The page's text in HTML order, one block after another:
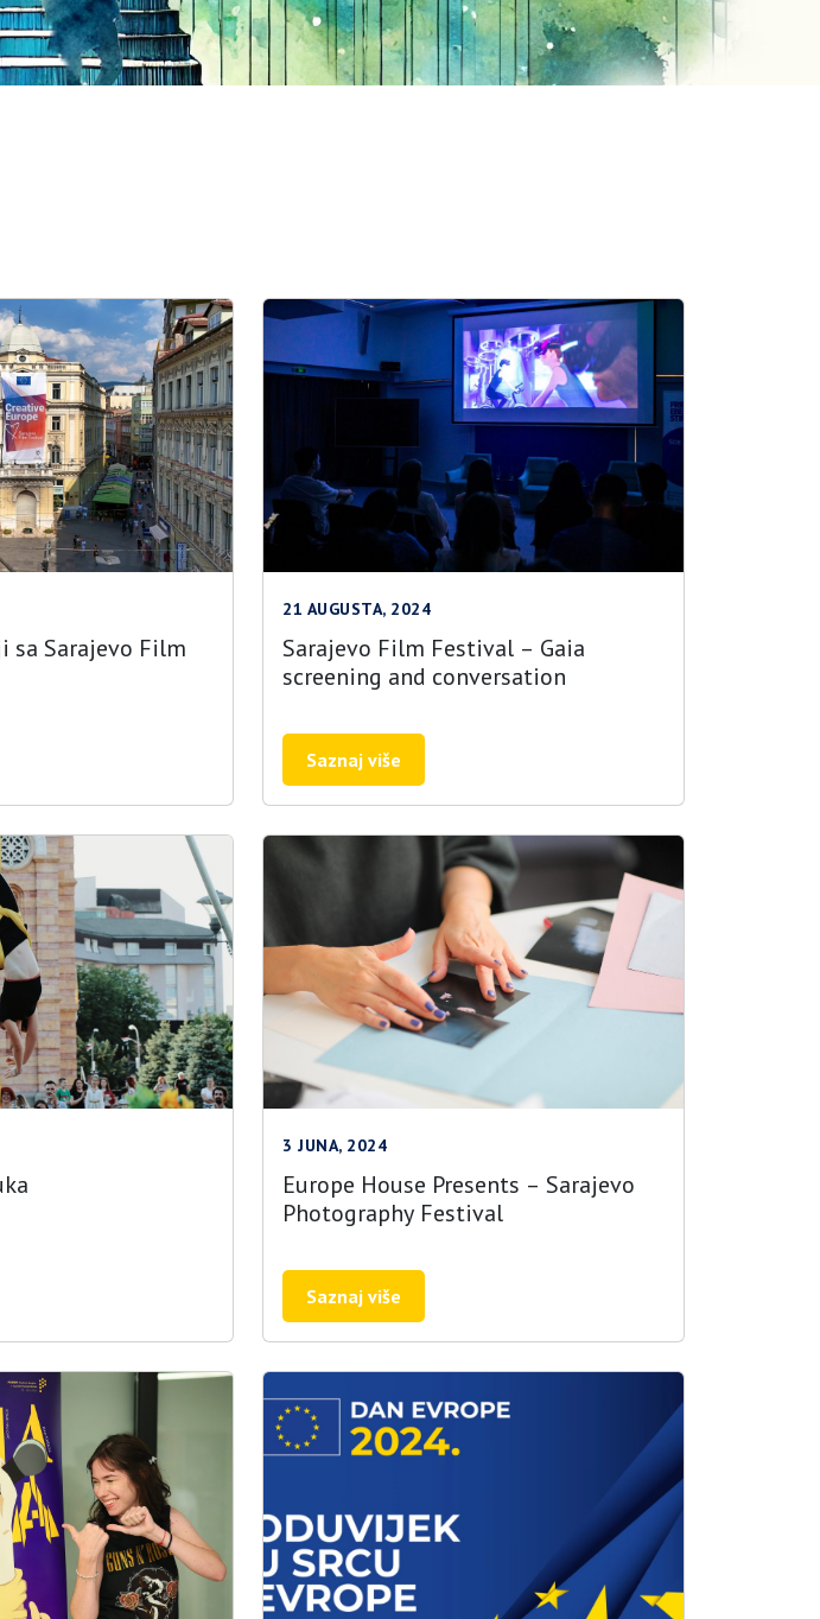
sa Sarajevo Film
21 AUGUSTA, 2024
Sarajevo Film Festival – Gaia
screening and conversation
Saznaj više
3 JUNA, 2024
Europe House Presents – Sarajevo
Photography Festival
Saznaj više